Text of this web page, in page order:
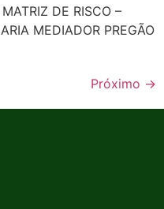
DE RISCO –
MEDIADOR PREGÃO
Próximo →